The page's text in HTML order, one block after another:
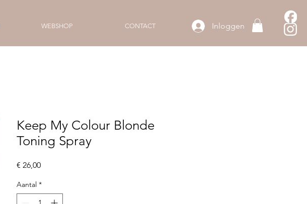
WEBSHOP CONTACT Inloggen
Keep My Colour Blonde
Toning Spray
€ 26,00Prijs
Aantal *